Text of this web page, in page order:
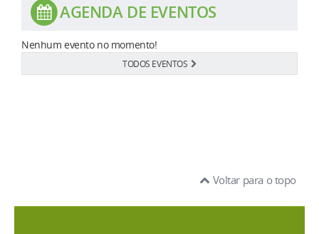
AGENDA DE EVENTOS
Nenhum evento no momento!
TODOS EVENTOS
Voltar para o topo